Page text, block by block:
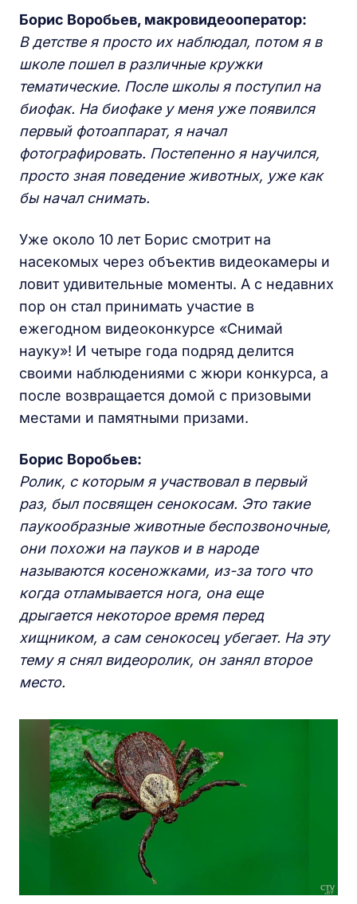
Борис Воробьев, макровидеооператор:
В детстве я просто их наблюдал, потом я в
школе пошел в различные кружки
тематические. После школы я поступил на
биофак. На биофаке у меня уже появился
первый фотоаппарат, я начал
фотографировать. Постепенно я научился,
просто зная поведение животных, уже как
бы начал снимать.
Уже около 10 лет Борис смотрит на
насекомых через объектив видеокамеры и
ловит удивительные моменты. А с недавних
пор он стал принимать участие в
ежегодном видеоконкурсе «Снимай
науку»! И четыре года подряд делится
своими наблюдениями с жюри конкурса, а
после возвращается домой с призовыми
местами и памятными призами.
Борис Воробьев:
Ролик, с которым я участвовал в первый
раз, был посвящен сенокосам. Это такие
паукообразные животные беспозвоночные,
они похожи на пауков и в народе
называются косеножками, из-за того что
когда отламывается нога, она еще
дрыгается некоторое время перед
хищником, а сам сенокосец убегает. На эту
тему я снял видеоролик, он занял второе
место.